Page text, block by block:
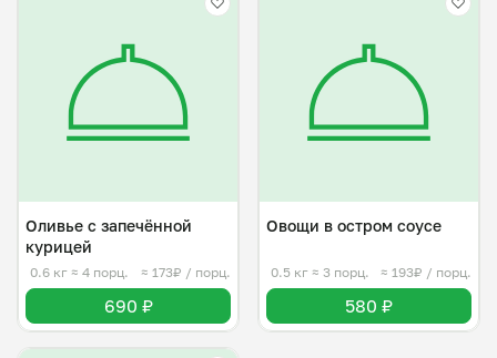
Оливье с запечённой
курицей
0.6 кг ≈ 4 порц. ≈ 173₽ / порц.
690 ₽
Овощи в остром соусе
0.5 кг ≈ 3 порц. ≈ 193₽ / порц.
580 ₽